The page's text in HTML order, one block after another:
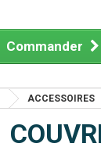
Commander
ACCESSOIRES